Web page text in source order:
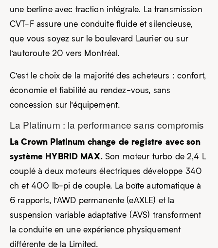
une berline avec traction intégrale. La transmission
CVT-F assure une conduite fluide et silencieuse,
que vous soyez sur le boulevard Laurier ou sur
l’autoroute 20 vers Montréal.
C’est le choix de la majorité des acheteurs : confort,
économie et fiabilité au rendez-vous, sans
concession sur l’équipement.
La Platinum : la performance sans compromis
La Crown Platinum change de registre avec son
système HYBRID MAX.Son moteur turbo de 2,4 L
couplé à deux moteurs électriques développe 340
ch et 400 lb-pi de couple. La boîte automatique à
6 rapports, l’AWD permanente (eAXLE) et la
suspension variable adaptative (AVS) transforment
la conduite en une expérience physiquement
différente de la Limited.